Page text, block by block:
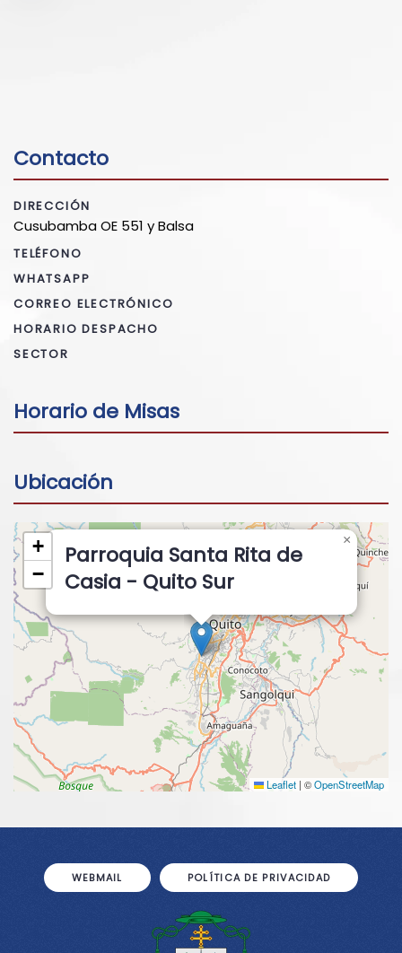
Contacto
DIRECCIÓN
Cusubamba OE 551 y Balsa
TELÉFONO
WHATSAPP
CORREO ELECTRÓNICO
HORARIO DESPACHO
SECTOR
Horario de Misas
Ubicación
Parroquia Santa Rita de
Casia - Quito Sur
×
+
−
Leaflet | ©OpenStreetMap
WEBMAIL POLÍTICA DE PRIVACIDAD